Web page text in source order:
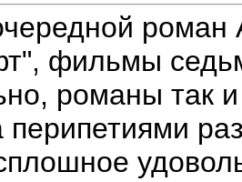
роман
фильмы
романы так